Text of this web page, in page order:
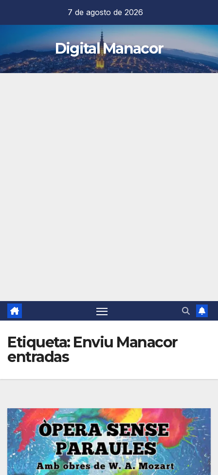
contenido
7 de agosto de 2026
Digital Manacor
Etiqueta: Enviu Manacor
entradas